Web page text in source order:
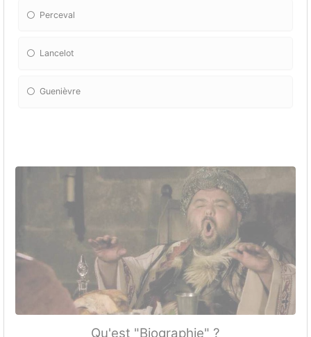
Perceval
Lancelot
Guenièvre
Qu'est "Biographie" ?